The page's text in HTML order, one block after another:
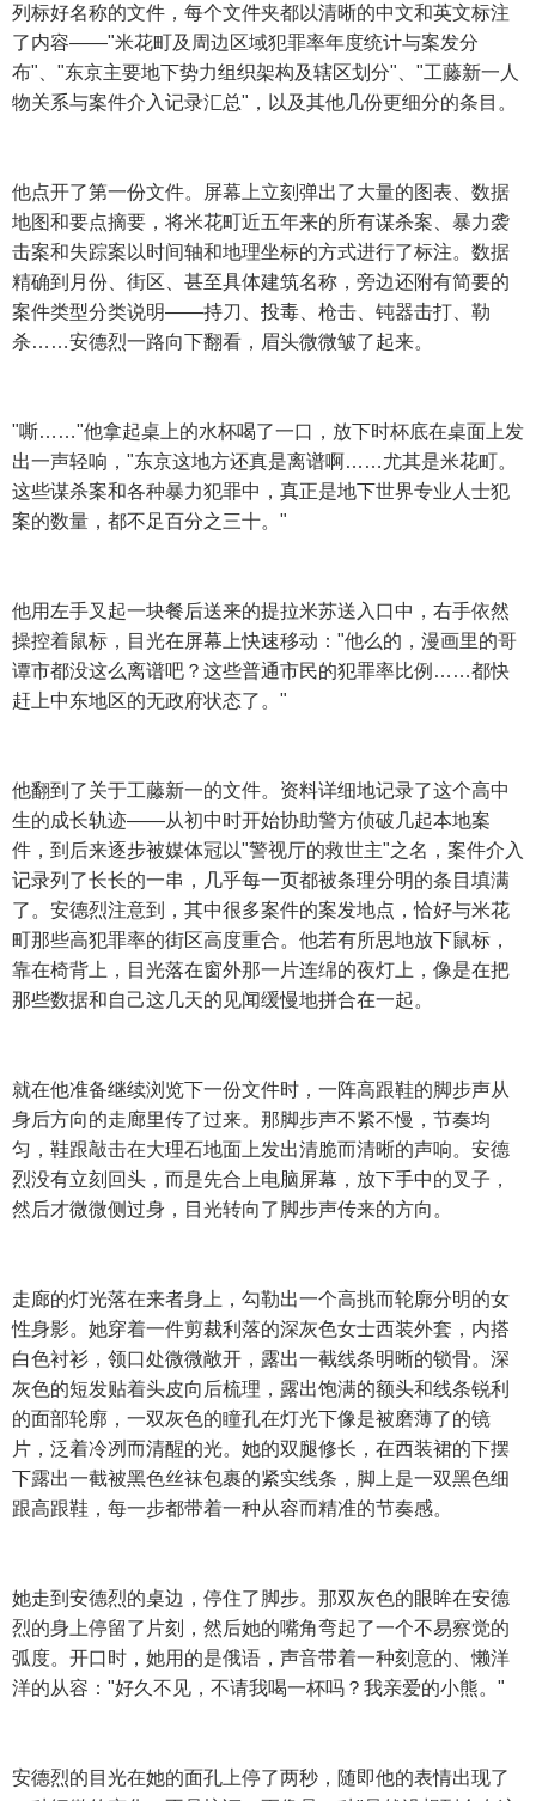
列标好名称的文件，每个文件夹都以清晰的中文和英文标注
了内容——"米花町及周边区域犯罪率年度统计与案发分
布"、"东京主要地下势力组织架构及辖区划分"、"工藤新一人
物关系与案件介入记录汇总"，以及其他几份更细分的条目。
他点开了第一份文件。屏幕上立刻弹出了大量的图表、数据
地图和要点摘要，将米花町近五年来的所有谋杀案、暴力袭
击案和失踪案以时间轴和地理坐标的方式进行了标注。数据
精确到月份、街区、甚至具体建筑名称，旁边还附有简要的
案件类型分类说明——持刀、投毒、枪击、钝器击打、勒
杀……安德烈一路向下翻看，眉头微微皱了起来。
"嘶……"他拿起桌上的水杯喝了一口，放下时杯底在桌面上发
出一声轻响，"东京这地方还真是离谱啊……尤其是米花町。
这些谋杀案和各种暴力犯罪中，真正是地下世界专业人士犯
案的数量，都不足百分之三十。"
他用左手叉起一块餐后送来的提拉米苏送入口中，右手依然
操控着鼠标，目光在屏幕上快速移动："他么的，漫画里的哥
谭市都没这么离谱吧？这些普通市民的犯罪率比例……都快
赶上中东地区的无政府状态了。"
他翻到了关于工藤新一的文件。资料详细地记录了这个高中
生的成长轨迹——从初中时开始协助警方侦破几起本地案
件，到后来逐步被媒体冠以"警视厅的救世主"之名，案件介入
记录列了长长的一串，几乎每一页都被条理分明的条目填满
了。安德烈注意到，其中很多案件的案发地点，恰好与米花
町那些高犯罪率的街区高度重合。他若有所思地放下鼠标，
靠在椅背上，目光落在窗外那一片连绵的夜灯上，像是在把
那些数据和自己这几天的见闻缓慢地拼合在一起。
就在他准备继续浏览下一份文件时，一阵高跟鞋的脚步声从
身后方向的走廊里传了过来。那脚步声不紧不慢，节奏均
匀，鞋跟敲击在大理石地面上发出清脆而清晰的声响。安德
烈没有立刻回头，而是先合上电脑屏幕，放下手中的叉子，
然后才微微侧过身，目光转向了脚步声传来的方向。
走廊的灯光落在来者身上，勾勒出一个高挑而轮廓分明的女
性身影。她穿着一件剪裁利落的深灰色女士西装外套，内搭
白色衬衫，领口处微微敞开，露出一截线条明晰的锁骨。深
灰色的短发贴着头皮向后梳理，露出饱满的额头和线条锐利
的面部轮廓，一双灰色的瞳孔在灯光下像是被磨薄了的镜
片，泛着冷冽而清醒的光。她的双腿修长，在西装裙的下摆
下露出一截被黑色丝袜包裹的紧实线条，脚上是一双黑色细
跟高跟鞋，每一步都带着一种从容而精准的节奏感。
她走到安德烈的桌边，停住了脚步。那双灰色的眼眸在安德
烈的身上停留了片刻，然后她的嘴角弯起了一个不易察觉的
弧度。开口时，她用的是俄语，声音带着一种刻意的、懒洋
洋的从容："好久不见，不请我喝一杯吗？我亲爱的小熊。"
安德烈的目光在她的面孔上停了两秒，随即他的表情出现了